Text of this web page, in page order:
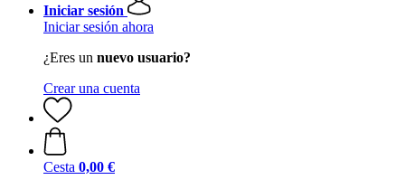
Iniciar sesión
Iniciar sesión ahora
¿Eres un nuevo usuario?
Crear una cuenta
Cesta 0,00 €